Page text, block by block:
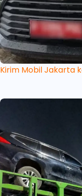
Kirim Mobil Jakarta